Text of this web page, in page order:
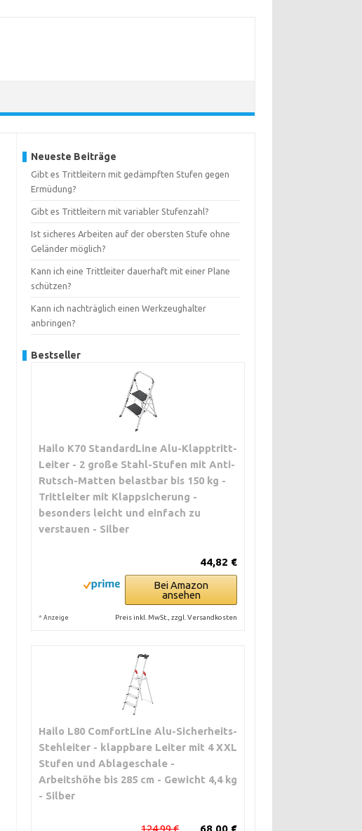
Neueste Beiträge
Gibt es Trittleitern mit gedämpften Stufen gegen
Ermüdung?
Gibt es Trittleitern mit variabler Stufenzahl?
Ist sicheres Arbeiten auf der obersten Stufe ohne
Geländer möglich?
Kann ich eine Trittleiter dauerhaft mit einer Plane
schützen?
Kann ich nachträglich einen Werkzeughalter
anbringen?
Bestseller
Hailo K70 StandardLine Alu-Klapptritt-
Leiter - 2 große Stahl-Stufen mit Anti-
Rutsch-Matten belastbar bis 150 kg -
Trittleiter mit Klappsicherung -
besonders leicht und einfach zu
verstauen - Silber
44,82 €
Bei Amazon
ansehen
* Anzeige Preis inkl. MwSt., zzgl. Versandkosten
Hailo L80 ComfortLine Alu-Sicherheits-
Stehleiter - klappbare Leiter mit 4 XXL
Stufen und Ablageschale -
Arbeitshöhe bis 285 cm - Gewicht 4,4 kg
- Silber
68,00 €
124,99 €